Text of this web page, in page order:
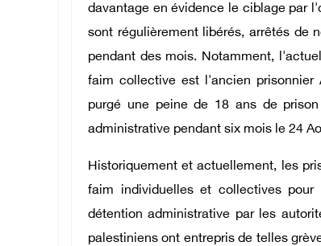
davantage en évidence le ciblage par
sont régulièrement libérés, arrêtés de
pendant des mois. Notamment,
faim collective est l'ancien prisonnier
purgé une peine de 18 ans de
administrative pendant six mois le 24
Historiquement et actuellement, les
faim individuelles et collectives
détention administrative par les
palestiniens ont entrepris de telles